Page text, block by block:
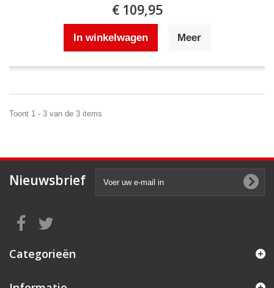
€ 109,95
In winkelwagen Meer
Toont 1 - 3 van de 3 items
Nieuwsbrief
Categorieën